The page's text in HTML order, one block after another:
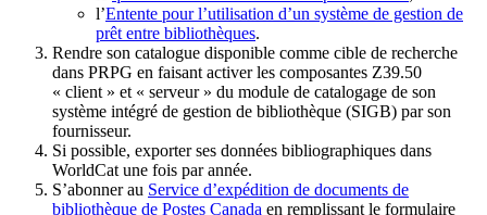
l’Entente pour l’utilisation d’un système de gestion de
prêt entre bibliothèques.
Rendre son catalogue disponible comme cible de recherche
dans PRPG en faisant activer les composantes Z39.50
« client » et « serveur » du module de catalogage de son
système intégré de gestion de bibliothèque (SIGB) par son
fournisseur.
Si possible, exporter ses données bibliographiques dans
WorldCat une fois par année.
S’abonner au Service d’expédition de documents de
bibliothèque de Postes Canada en remplissant le formulaire